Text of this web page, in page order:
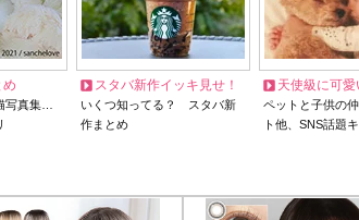
め
写真集…
スタバ新作イッキ見せ！
いくつ知ってる？ スタバ新
作まとめ
天使級に可
ペットと子供の
ト他、SNS話題